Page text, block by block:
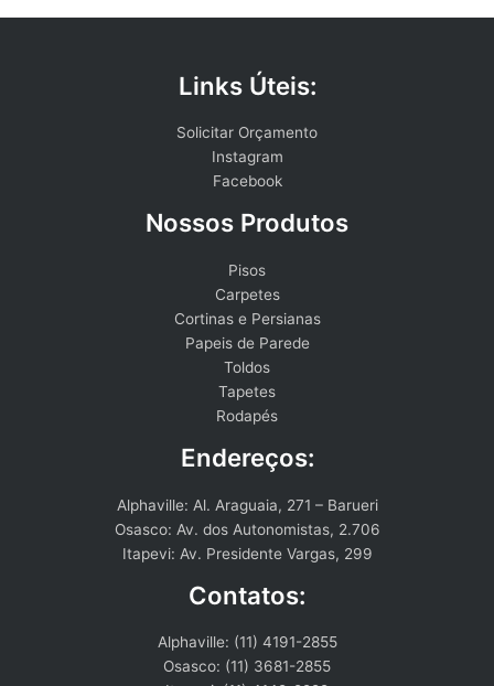
Links Úteis:
Solicitar Orçamento
Instagram
Facebook
Nossos Produtos
Pisos
Carpetes
Cortinas e Persianas
Papeis de Parede
Toldos
Tapetes
Rodapés
Endereços:
Alphaville: Al. Araguaia, 271 – Barueri
Osasco: Av. dos Autonomistas, 2.706
Itapevi: Av. Presidente Vargas, 299
Contatos:
Alphaville: (11) 4191-2855
Osasco: (11) 3681-2855